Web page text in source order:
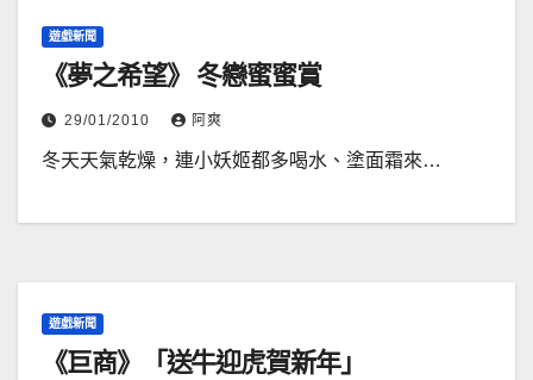
遊戲新聞
《夢之希望》 冬戀蜜蜜賞
29/01/2010 阿爽
冬天天氣乾燥，連小妖姬都多喝水、塗面霜來…
遊戲新聞
《巨商》「送牛迎虎賀新年」